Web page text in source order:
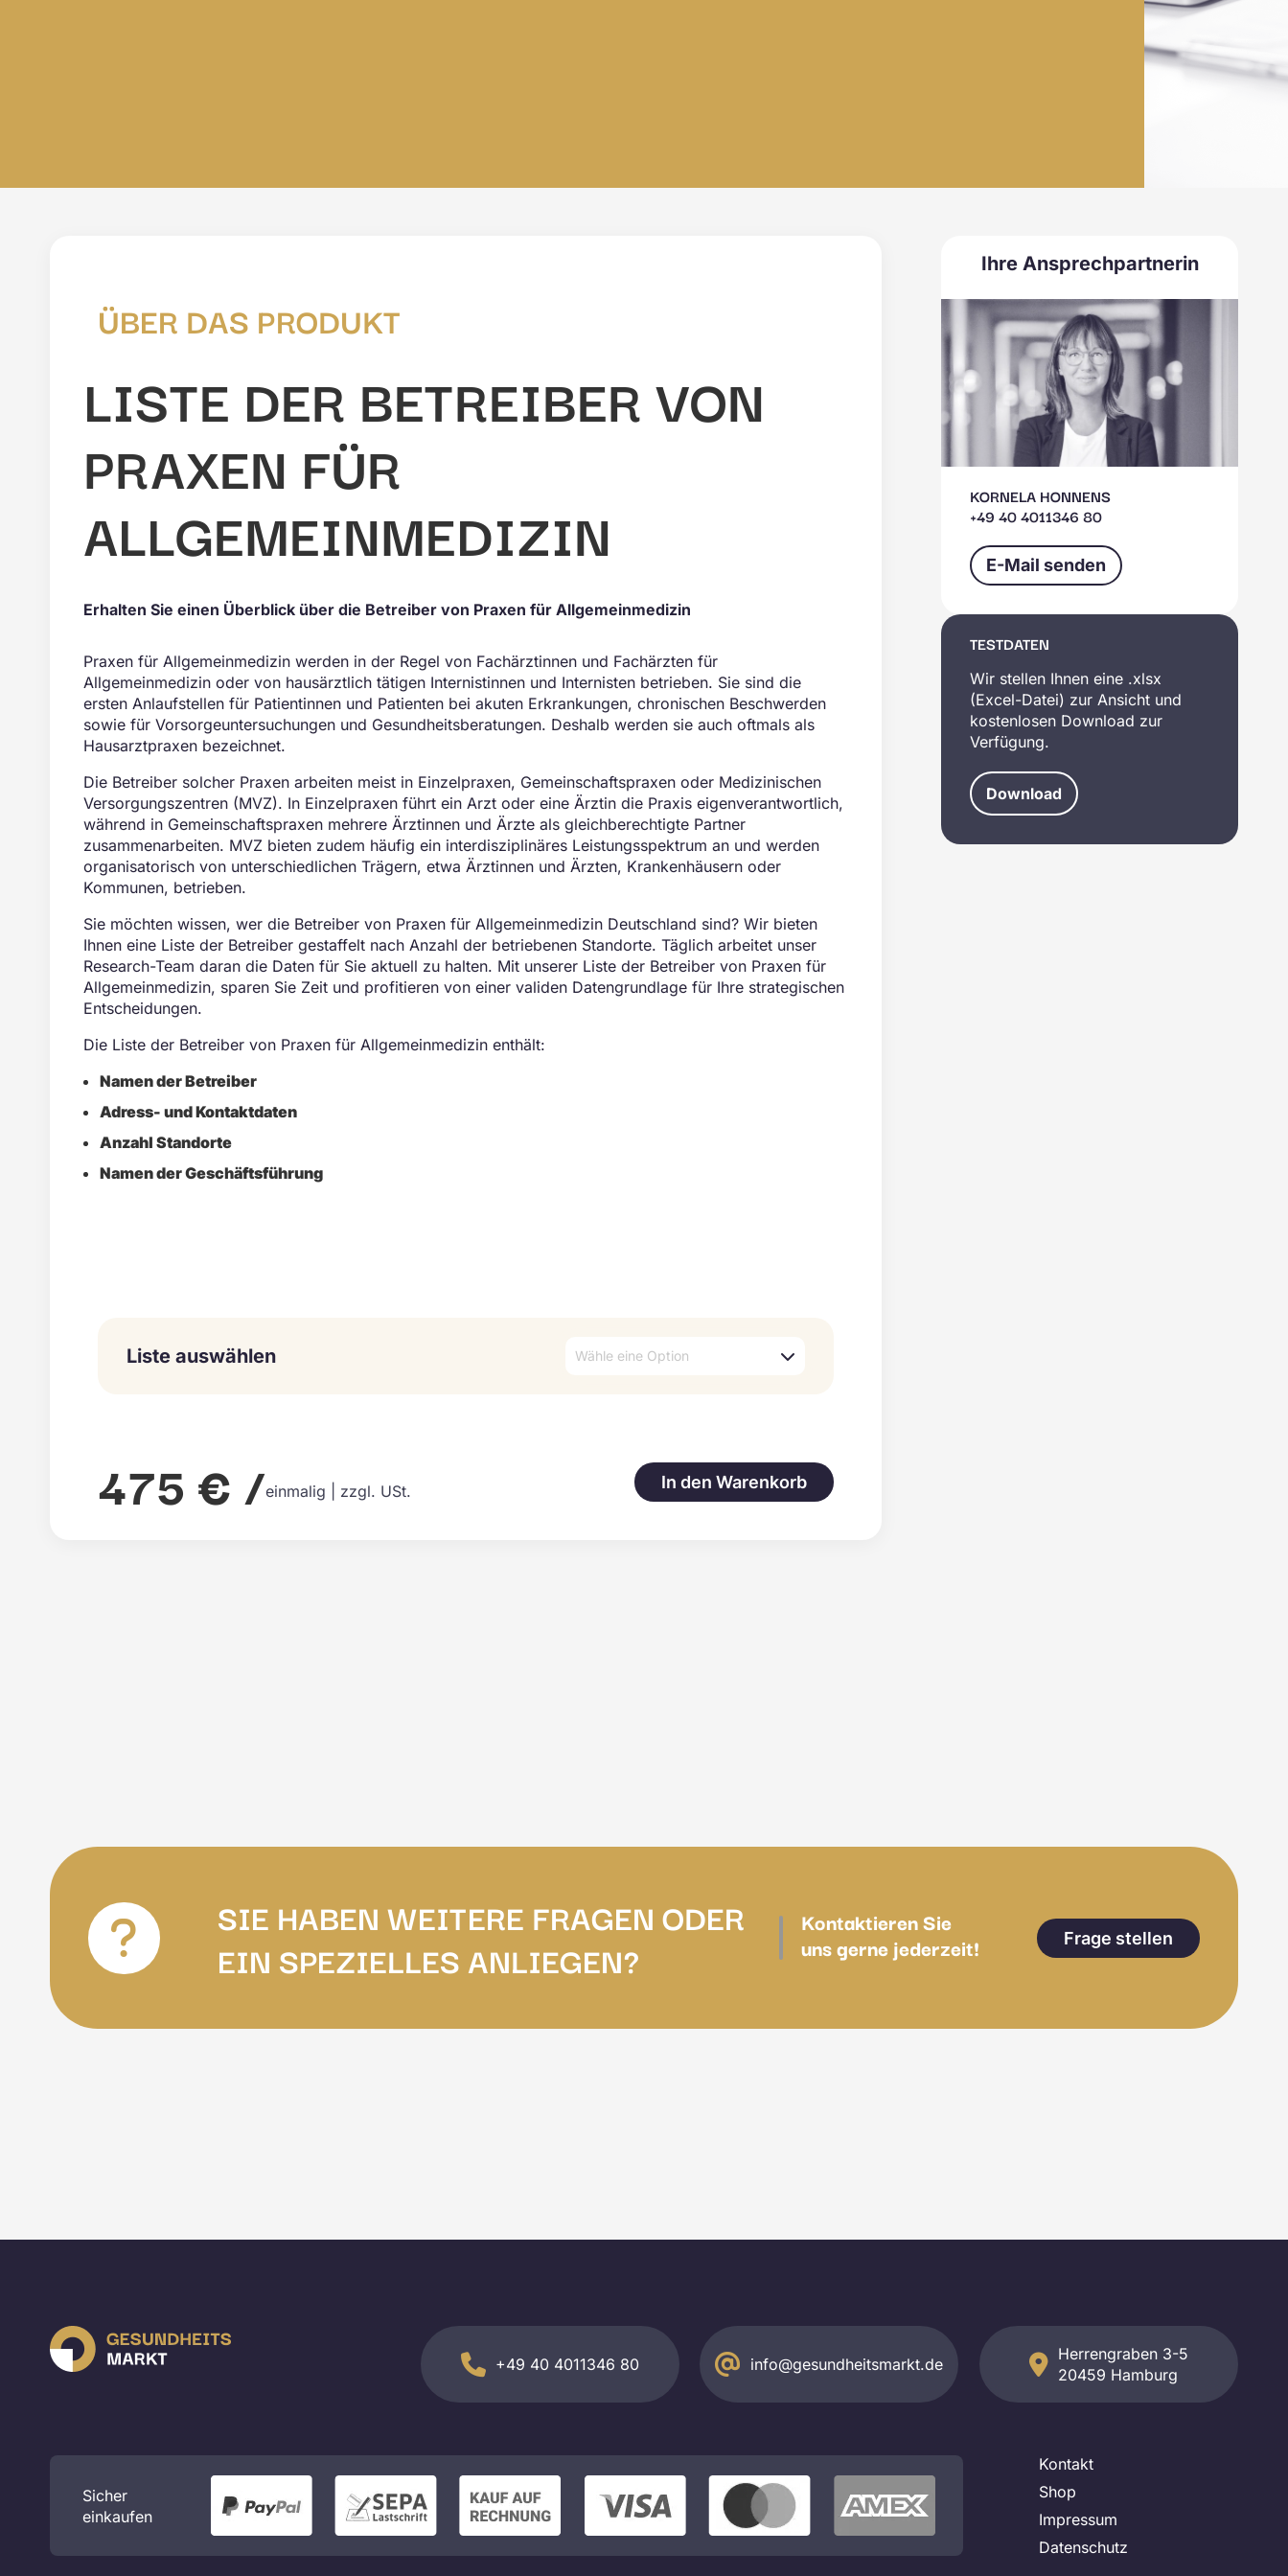
ÜBER DAS PRODUKT
LISTE DER BETREIBER VON
PRAXEN FÜR
ALLGEMEINMEDIZIN
Erhalten Sie einen Überblick über die Betreiber von Praxen für Allgemeinmedizin
Praxen für Allgemeinmedizin werden in der Regel von Fachärztinnen und Fachärzten für
Allgemeinmedizin oder von hausärztlich tätigen Internistinnen und Internisten betrieben. Sie sind die
ersten Anlaufstellen für Patientinnen und Patienten bei akuten Erkrankungen, chronischen Beschwerden
sowie für Vorsorgeuntersuchungen und Gesundheitsberatungen. Deshalb werden sie auch oftmals als
Hausarztpraxen bezeichnet.
Die Betreiber solcher Praxen arbeiten meist in Einzelpraxen, Gemeinschaftspraxen oder Medizinischen
Versorgungszentren (MVZ). In Einzelpraxen führt ein Arzt oder eine Ärztin die Praxis eigenverantwortlich,
während in Gemeinschaftspraxen mehrere Ärztinnen und Ärzte als gleichberechtigte Partner
zusammenarbeiten. MVZ bieten zudem häufig ein interdisziplinäres Leistungsspektrum an und werden
organisatorisch von unterschiedlichen Trägern, etwa Ärztinnen und Ärzten, Krankenhäusern oder
Kommunen, betrieben.
Sie möchten wissen, wer die Betreiber von Praxen für Allgemeinmedizin Deutschland sind? Wir bieten
Ihnen eine Liste der Betreiber gestaffelt nach Anzahl der betriebenen Standorte. Täglich arbeitet unser
Research-Team daran die Daten für Sie aktuell zu halten. Mit unserer Liste der Betreiber von Praxen für
Allgemeinmedizin, sparen Sie Zeit und profitieren von einer validen Datengrundlage für Ihre strategischen
Entscheidungen.
Die Liste der Betreiber von Praxen für Allgemeinmedizin enthält:
Namen der Betreiber
Adress- und Kontaktdaten
Anzahl Standorte
Namen der Geschäftsführung
Liste auswählen Wähle eine Option
475 € /einmalig | zzgl. USt. In den Warenkorb
Ihre Ansprechpartnerin
KORNELA HONNENS
+49 40 4011346 80
E-Mail senden
TESTDATEN
Wir stellen Ihnen eine .xlsx
(Excel-Datei) zur Ansicht und
kostenlosen Download zur
Verfügung.
Download
SIE HABEN WEITERE FRAGEN ODER
EIN SPEZIELLES ANLIEGEN?
Kontaktieren Sie
uns gerne jederzeit!
Frage stellen
+49 40 4011346 80 info@gesundheitsmarkt.de
Herrengraben 3-5
20459 Hamburg
Sicher
einkaufen
Kontakt
Shop
Impressum
Datenschutz